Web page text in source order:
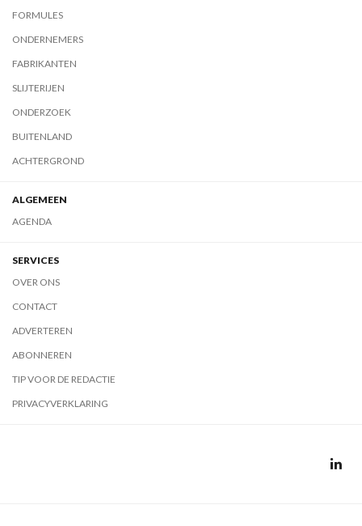
FORMULES
ONDERNEMERS
FABRIKANTEN
SLIJTERIJEN
ONDERZOEK
BUITENLAND
ACHTERGROND
ALGEMEEN
AGENDA
SERVICES
OVER ONS
CONTACT
ADVERTEREN
ABONNEREN
TIP VOOR DE REDACTIE
PRIVACYVERKLARING